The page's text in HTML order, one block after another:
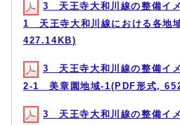
3 天王寺大和川線の整備
1 天王寺大和川線における各地
427.14KB)
3 天王寺大和川線の整備
2-1 美章園地域-1(PDF形式,
3 天王寺大和川線の整備